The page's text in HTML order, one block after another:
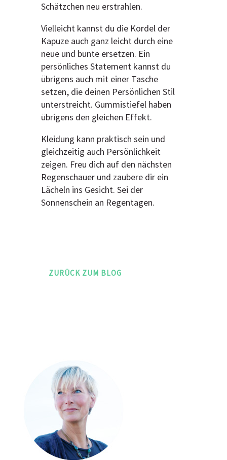
Schätzchen neu erstrahlen.
Vielleicht kannst du die Kordel der
Kapuze auch ganz leicht durch eine
neue und bunte ersetzen. Ein
persönliches Statement kannst du
übrigens auch mit einer Tasche
setzen, die deinen Persönlichen Stil
unterstreicht. Gummistiefel haben
übrigens den gleichen Effekt.
Kleidung kann praktisch sein und
gleichzeitig auch Persönlichkeit
zeigen. Freu dich auf den nächsten
Regenschauer und zaubere dir ein
Lächeln ins Gesicht. Sei der
Sonnenschein an Regentagen.
ZURÜCK ZUM BLOG